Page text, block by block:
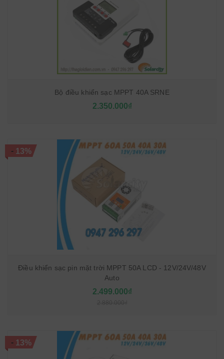
Bộ điều khiển sạc MPPT 40A SRNE
2.350.000₫
-13%
Điều khiển sạc pin mặt trời MPPT 50A LCD - 12V/24V/48V
Auto
2.499.000₫
-13%